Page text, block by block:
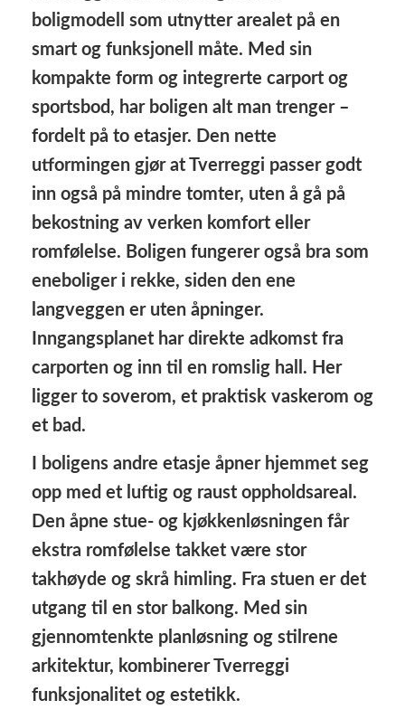
boligmodell som utnytter arealet på en
smart og funksjonell måte. Med sin
kompakte form og integrerte carport og
sportsbod, har boligen alt man trenger –
fordelt på to etasjer. Den nette
utformingen gjør at Tverreggi passer godt
inn også på mindre tomter, uten å gå på
bekostning av verken komfort eller
romfølelse. Boligen fungerer også bra som
eneboliger i rekke, siden den ene
langveggen er uten åpninger.
Inngangsplanet har direkte adkomst fra
carporten og inn til en romslig hall. Her
ligger to soverom, et praktisk vaskerom og
et bad.
I boligens andre etasje åpner hjemmet seg
opp med et luftig og raust oppholdsareal.
Den åpne stue- og kjøkkenløsningen får
ekstra romfølelse takket være stor
takhøyde og skrå himling. Fra stuen er det
utgang til en stor balkong. Med sin
gjennomtenkte planløsning og stilrene
arkitektur, kombinerer Tverreggi
funksjonalitet og estetikk.